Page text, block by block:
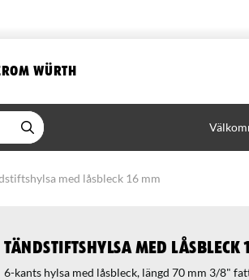
OM WÜRTH
med låsbleck 16 mm
Tändstiftshylsa med låsbleck
6-kants hylsa med låsbleck, längd 70 mm 3/8"